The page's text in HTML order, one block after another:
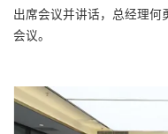
出席会议并讲话，总经理
会议。